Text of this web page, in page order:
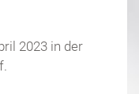
2023 in der